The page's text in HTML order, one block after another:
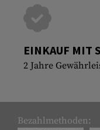
EINKAUF MIT
2 Jahre
Bezahlmethoden: